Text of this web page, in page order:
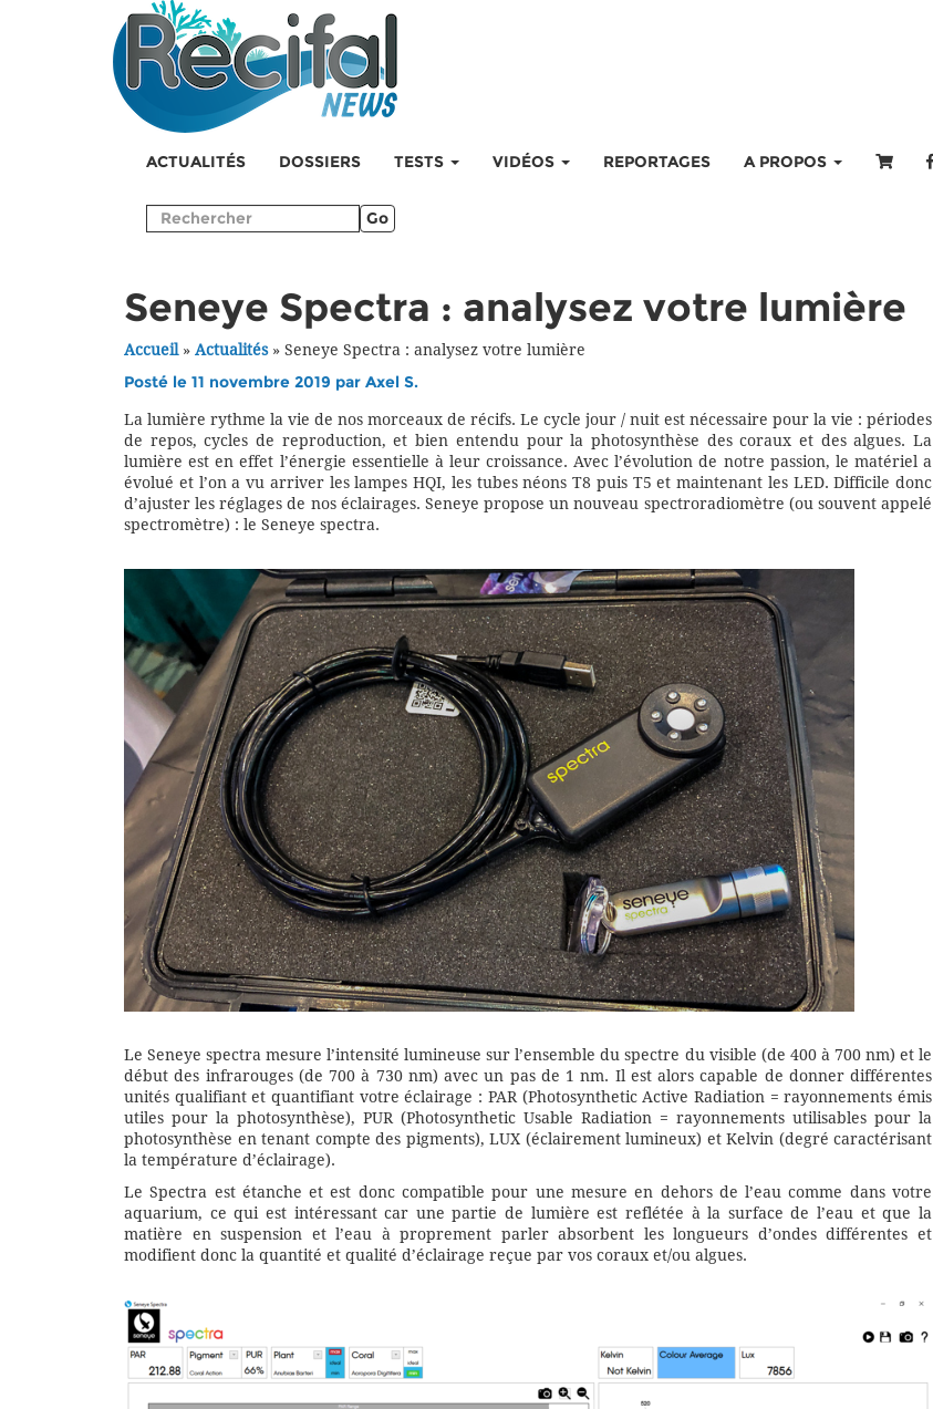
ACTUALITÉS DOSSIERS TESTS VIDÉOS REPORTAGES A PROPOS
Go
Seneye Spectra : analysez votre lumière
Accueil» Actualités» Seneye Spectra : analysez votre lumière
Posté le 11 novembre 2019 par Axel S.
La lumière rythme la vie de nos morceaux de récifs. Le cycle jour / nuit est nécessaire pour la vie : périodes
de repos, cycles de reproduction, et bien entendu pour la photosynthèse des coraux et des algues. La
lumière est en effet l’énergie essentielle à leur croissance. Avec l’évolution de notre passion, le matériel a
évolué et l’on a vu arriver les lampes HQI, les tubes néons T8 puis T5 et maintenant les LED. Difficile donc
d’ajuster les réglages de nos éclairages. Seneye propose un nouveau spectroradiomètre (ou souvent appelé
spectromètre) : le Seneye spectra.
Le Seneye spectra mesure l’intensité lumineuse sur l’ensemble du spectre du visible (de 400 à 700 nm) et le
début des infrarouges (de 700 à 730 nm) avec un pas de 1 nm. Il est alors capable de donner différentes
unités qualifiant et quantifiant votre éclairage : PAR (Photosynthetic Active Radiation = rayonnements émis
utiles pour la photosynthèse), PUR (Photosynthetic Usable Radiation = rayonnements utilisables pour la
photosynthèse en tenant compte des pigments), LUX (éclairement lumineux) et Kelvin (degré caractérisant
la température d’éclairage).
Le Spectra est étanche et est donc compatible pour une mesure en dehors de l’eau comme dans votre
aquarium, ce qui est intéressant car une partie de lumière est reflétée à la surface de l’eau et que la
matière en suspension et l’eau à proprement parler absorbent les longueurs d’ondes différentes et
modifient donc la quantité et qualité d’éclairage reçue par vos coraux et/ou algues.